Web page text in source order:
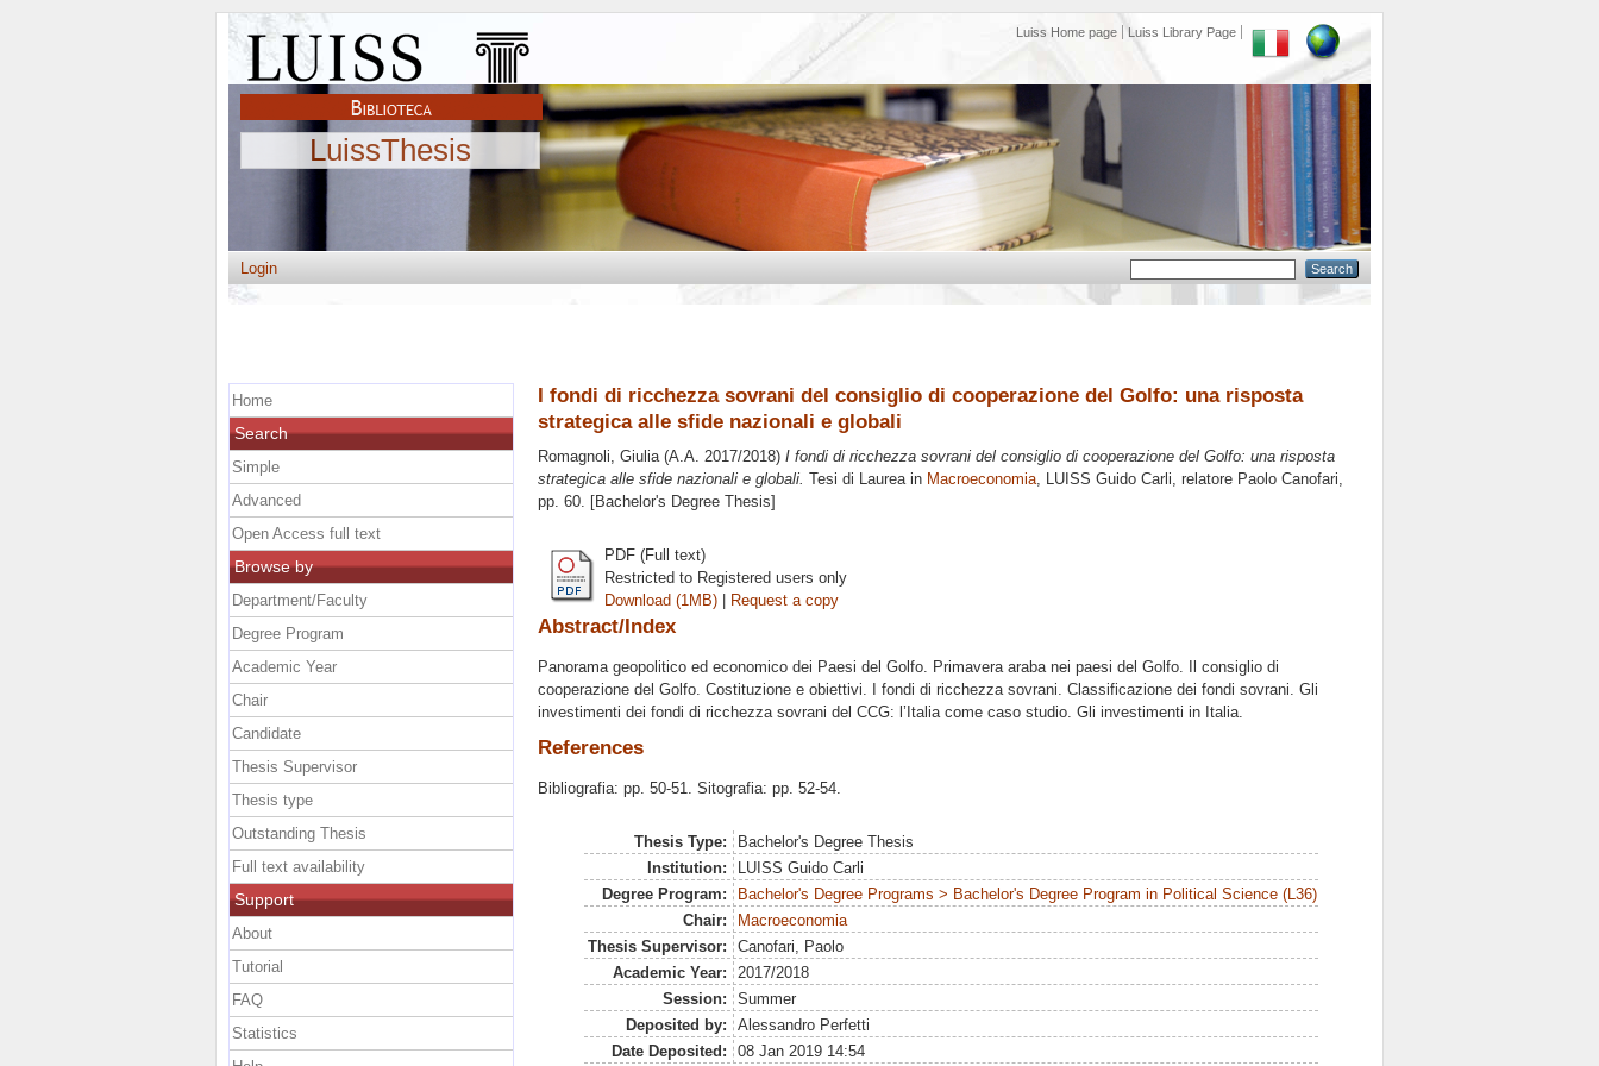
Luiss Home page Luiss Library Page
LuissThesis
Login
I fondi di ricchezza sovrani del consiglio di cooperazione del Golfo: una risposta
strategica alle sfide nazionali e globali
Romagnoli, Giulia(A.A. 2017/2018) I fondi di ricchezza sovrani del consiglio di cooperazione del Golfo: una risposta
strategica alle sfide nazionali e globali. Tesi di Laurea in Macroeconomia, LUISS Guido Carli, relatore Paolo Canofari,
pp. 60. [Bachelor's Degree Thesis]
PDF (Full text)
Restricted to Registered users only
Download (1MB) | Request a copy
Abstract/Index
Panorama geopolitico ed economico dei Paesi del Golfo. Primavera araba nei paesi del Golfo. Il consiglio di
cooperazione del Golfo. Costituzione e obiettivi. I fondi di ricchezza sovrani. Classificazione dei fondi sovrani. Gli
investimenti dei fondi di ricchezza sovrani del CCG: l’Italia come caso studio. Gli investimenti in Italia.
References
Bibliografia: pp. 50-51. Sitografia: pp. 52-54.
Thesis Type:
Bachelor's Degree Thesis
Institution:
LUISS Guido Carli
Degree Program:
Bachelor's Degree Programs > Bachelor's Degree Program in Political Science (L36)
Chair:
Macroeconomia
Thesis Supervisor:
Canofari, Paolo
Academic Year:
2017/2018
Session:
Summer
Deposited by:
Alessandro Perfetti
Date Deposited:
08 Jan 2019 14:54
Home
Search
Simple
Advanced
Open Access full text
Browse by
Department/Faculty
Degree Program
Academic Year
Chair
Candidate
Thesis Supervisor
Thesis type
Outstanding Thesis
Full text availability
Support
About
Tutorial
FAQ
Statistics